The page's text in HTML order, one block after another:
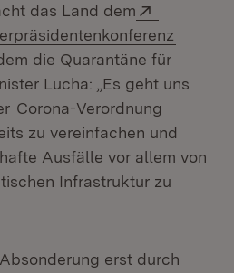
das Land dem
die Quarantäne für
Lucha: „Es geht uns
Corona-Verordnung
zu vereinfachen und
Ausfälle vor allem von
Infrastruktur zu
erst durch